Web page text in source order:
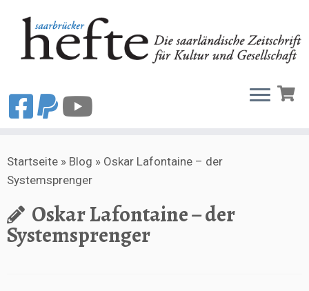
Inhalt
springen
Startseite » Blog » Oskar Lafontaine – der
Systemsprenger
Oskar Lafontaine – der
Systemsprenger